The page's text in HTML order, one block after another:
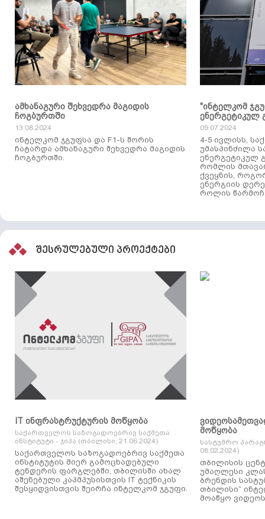
ამხანაგური შეხვედრა მაგიდის
ჩოგბურთში
13.08.2024
ინტელკომ ჯგუფსა და F1-ს შორის
ჩატარდა ამხანაგური შეხვედრა მაგიდის
ჩოგბურთში.
"ინტელკომ
ენერგეტიკულ
09.07.2024
4-5 ივლისს,
უმასპინძილა
ენერგეტიკულ
რომლის
ქვეყნის,
ენერგიის
როლის
შესრულებული პროექტები
IT ინფრასტრუქტურის მოწყობა
საქართველოს საზოგადოებრივ საქმეთა
ინსტიტუტი - ჯიპა (თბილისი, 21.06.2024)
საქართველოს საზოგადოებრივ საქმეთა
ინსტიტუტის მიერ გამოცხადებული
ტენდერის ფარგლებში, თბილისში ახალ
აშენებული კაპმპუსისთვის IT ტექნიკის
შესყიდვისთვის შეირჩა ინტელკომ ჯგუფი.
მოწყობა
სასტუმრო
08.02.2024)
თბილისის
უმაღლესი
ბრენდის
თბილისი“
მოაწყო